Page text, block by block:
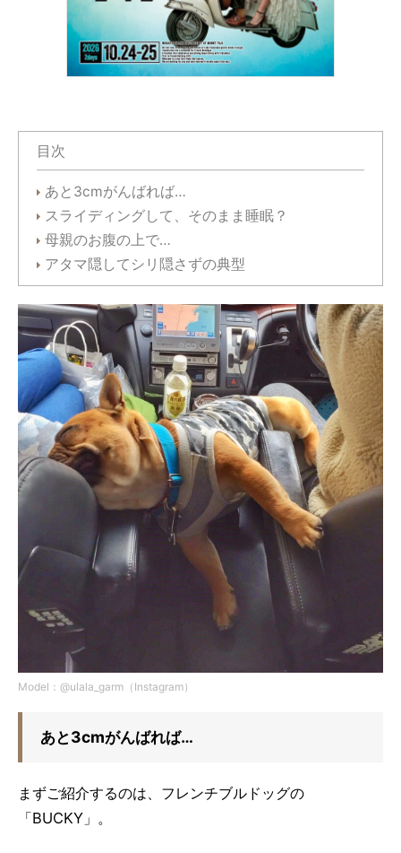
目次
あと3cmがんばれば…
スライディングして、そのまま睡眠？
母親のお腹の上で…
アタマ隠してシリ隠さずの典型
Model：@ulala_garm（Instagram）
あと3cmがんばれば…
まずご紹介するのは、フレンチブルドッグの
「BUCKY」。